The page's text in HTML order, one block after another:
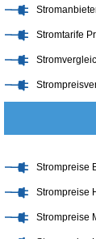
Stromtarife
Strompreise
Strompreise
Strompreise